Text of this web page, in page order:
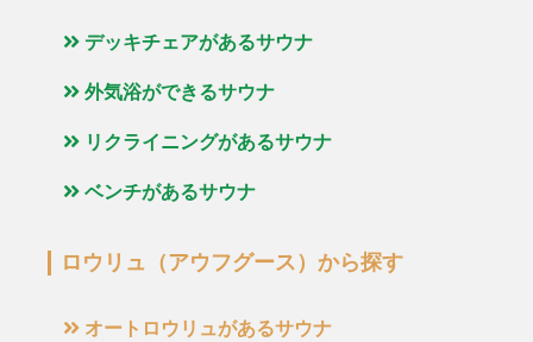
デッキチェアがあるサウナ
外気浴ができるサウナ
リクライニングがあるサウナ
ベンチがあるサウナ
ロウリュ（アウフグース）から探す
オートロウリュがあるサウナ